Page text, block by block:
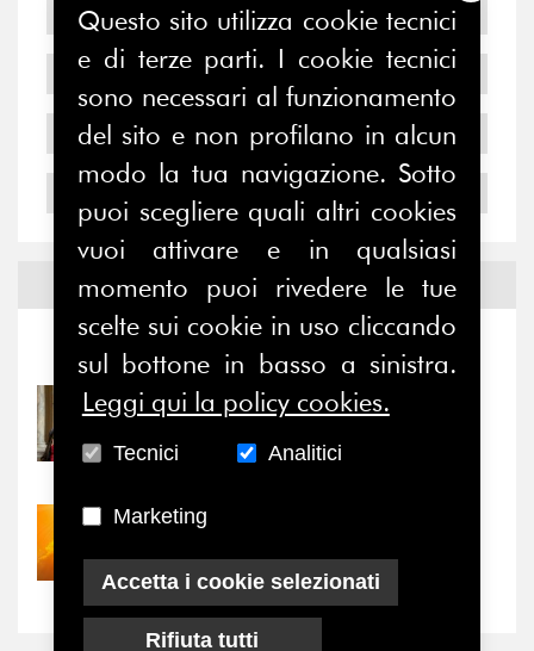
2007
2006
2005
Notizie edEventi
Notizie-
31/07/2026
il valore di...
30/07/2026
Nove anni dopo la
“grande cecità”: la...
Questo sito utilizza cookie tecnici
e di terze parti. I cookie tecnici
sono necessari al funzionamento
del sito e non profilano in alcun
modo la tua navigazione. Sotto
puoi scegliere quali altri cookies
vuoi attivare e in qualsiasi
momento puoi rivedere le tue
scelte sui cookie in uso cliccando
sul bottone in basso a sinistra.
Leggi qui la policy cookies.
Tecnici Analitici
Marketing
Accetta i cookie selezionati
Rifiuta tutti